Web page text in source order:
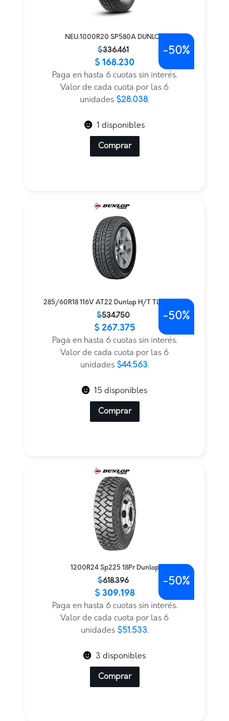
NEU.1000R20 SP580A DUNLOP
$336.461
original
actual
$ 168.230
Paga en hasta 6 cuotas sin interés.
Valor de cada cuota por las 6
unidades $28.038.
-50%
1 disponibles
Comprar
285/60R18 116V AT22 Dunlop H/T TL BLK JAP
$534.750
original
actual
$ 267.375
Paga en hasta 6 cuotas sin interés.
Valor de cada cuota por las 6
unidades $44.563.
-50%
15 disponibles
Comprar
1200R24 Sp225 18Pr Dunlop
$618.396
original
actual
$ 309.198
Paga en hasta 6 cuotas sin interés.
Valor de cada cuota por las 6
unidades $51.533.
-50%
3 disponibles
Comprar